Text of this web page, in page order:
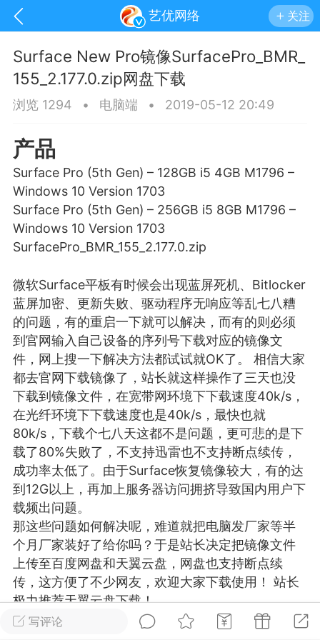
艺优网络 关注
游戏 兴趣 美图
问答 闲谈 官方
任务 排行 历史
网络
VIP 7
29 21:24
电脑端 Surface Laptop Go 2
Laptop Go 2镜像
网盘下载
Laptop Go 2 i5/8/128 – Windows
写评论
Surface New Pro镜像SurfacePro_BMR_
155_2.177.0.zip网盘下载
浏览 1294 • 电脑端 • 2019-05-12 20:49
产品
Surface Pro (5th Gen) – 128GB i5 4GB M1796 –
Windows 10 Version 1703
Surface Pro (5th Gen) – 256GB i5 8GB M1796 –
Windows 10 Version 1703
SurfacePro_BMR_155_2.177.0.zip
微软Surface平板有时候会出现蓝屏死机、Bitlocker
蓝屏加密、更新失败、驱动程序无响应等乱七八糟
的问题，有的重启一下就可以解决，而有的则必须
到官网输入自己设备的序列号下载对应的镜像文
件，网上搜一下解决方法都试试就OK了。 相信大家
都去官网下载镜像了，站长就这样操作了三天也没
下载到镜像文件，在宽带网环境下下载速度40k/s，
在光纤环境下下载速度也是40k/s，最快也就
80k/s，下载个七八天这都不是问题，更可悲的是下
载了80%失败了，不支持迅雷也不支持断点续传，
成功率太低了。由于Surface恢复镜像较大，有的达
到12G以上，再加上服务器访问拥挤导致国内用户下
载频出问题。
那这些问题如何解决呢，难道就把电脑发厂家等半
个月厂家装好了给你吗？于是站长决定把镜像文件
上传至百度网盘和天翼云盘，网盘也支持断点续
传，这方便了不少网友，欢迎大家下载使用！ 站长
极力推荐天翼云盘下载！
注：此教程为微软官网提供的教程，若按此教程不